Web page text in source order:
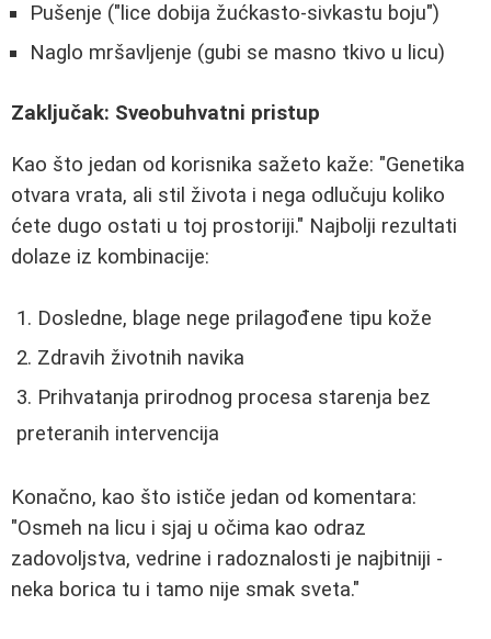
Pušenje ("lice dobija žućkasto-sivkastu boju")
Naglo mršavljenje (gubi se masno tkivo u licu)
Zaključak: Sveobuhvatni pristup
Kao što jedan od korisnika sažeto kaže: "Genetika
otvara vrata, ali stil života i nega odlučuju koliko
ćete dugo ostati u toj prostoriji." Najbolji rezultati
dolaze iz kombinacije:
Dosledne, blage nege prilagođene tipu kože
Zdravih životnih navika
Prihvatanja prirodnog procesa starenja bez
preteranih intervencija
Konačno, kao što ističe jedan od komentara:
"Osmeh na licu i sjaj u očima kao odraz
zadovoljstva, vedrine i radoznalosti je najbitniji -
neka borica tu i tamo nije smak sveta."